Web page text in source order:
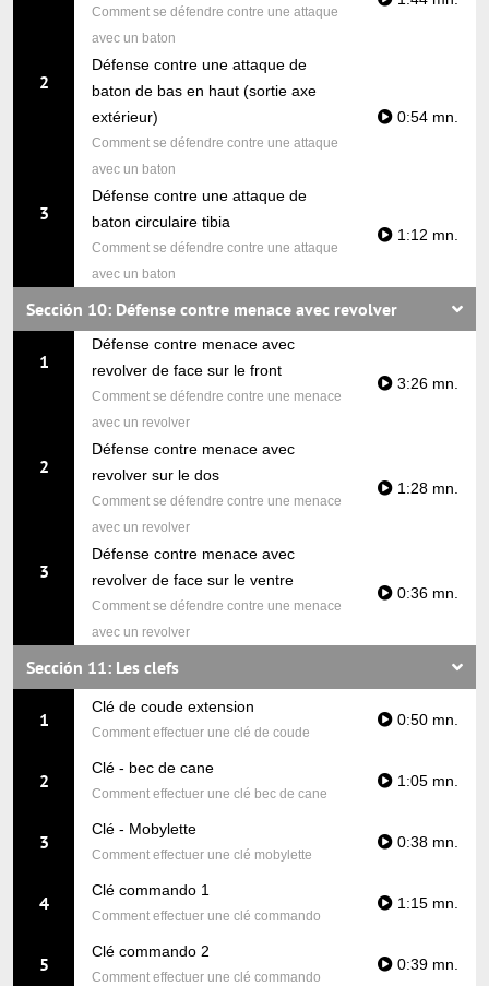
Comment se défendre contre une attaque
avec un baton
2
Défense contre une attaque de
baton de bas en haut (sortie axe
extérieur)
Comment se défendre contre une attaque
avec un baton
0:54 mn.
3
Défense contre une attaque de
baton circulaire tibia
Comment se défendre contre une attaque
avec un baton
1:12 mn.
Sección 10: Défense contre menace avec revolver
1
Défense contre menace avec
revolver de face sur le front
Comment se défendre contre une menace
avec un revolver
3:26 mn.
2
Défense contre menace avec
revolver sur le dos
Comment se défendre contre une menace
avec un revolver
1:28 mn.
3
Défense contre menace avec
revolver de face sur le ventre
Comment se défendre contre une menace
avec un revolver
0:36 mn.
Sección 11: Les clefs
1
Clé de coude extension
Comment effectuer une clé de coude
0:50 mn.
2
Clé - bec de cane
Comment effectuer une clé bec de cane
1:05 mn.
3
Clé - Mobylette
Comment effectuer une clé mobylette
0:38 mn.
4
Clé commando 1
Comment effectuer une clé commando
1:15 mn.
5
Clé commando 2
Comment effectuer une clé commando
0:39 mn.